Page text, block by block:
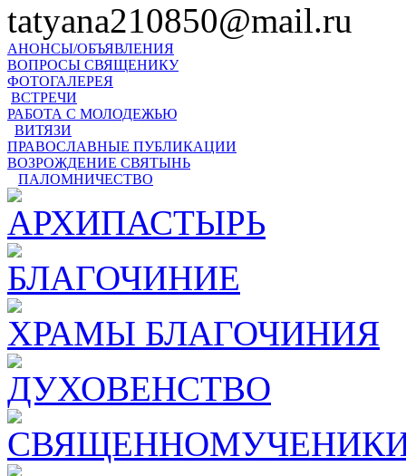
tatyana210850@mail.ru
АНОНСЫ/ОБЪЯВЛЕНИЯ
ВОПРОСЫ СВЯЩЕНИКУ
ФОТОГАЛЕРЕЯ
ВСТРЕЧИ
РАБОТА С МОЛОДЕЖЬЮ
ВИТЯЗИ
ПРАВОСЛАВНЫЕ ПУБЛИКАЦИИ
ВОЗРОЖДЕНИЕ СВЯТЫНЬ
ПАЛОМНИЧЕСТВО
АРХИПАСТЫРЬ
БЛАГОЧИНИЕ
ХРАМЫ БЛАГОЧИНИЯ
ДУХОВЕНСТВО